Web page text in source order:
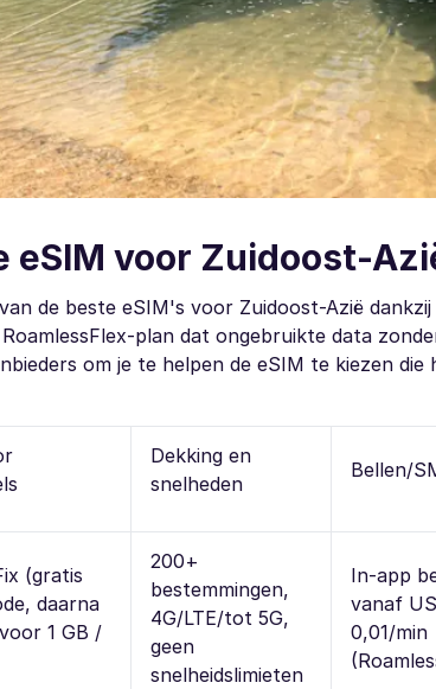
eSIM voor Zuidoost-
de beste eSIM's voor Zuidoost-Azië
plan dat ongebruikte data
om je te helpen de eSIM te kiezen
Dekking en
snelheden
Bellen/
(gratis
daarna
1 GB /
200+
bestemmingen,
4G/LTE/tot 5G,
geen
snelheidslimieten
In-app
vanaf
0,01/min